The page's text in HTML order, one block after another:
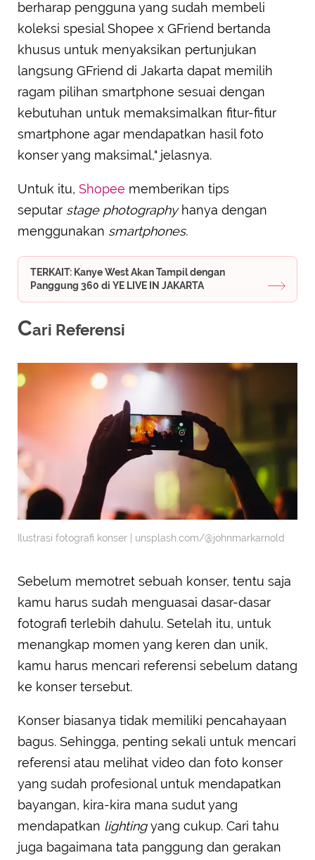
berharap pengguna yang sudah membeli
koleksi spesial Shopee x GFriend bertanda
khusus untuk menyaksikan pertunjukan
langsung GFriend di Jakarta dapat memilih
ragam pilihan smartphone sesuai dengan
kebutuhan untuk memaksimalkan fitur-fitur
smartphone agar mendapatkan hasil foto
konser yang maksimal," jelasnya.
Untuk itu, Shopee memberikan tips
seputar stage photographyhanya dengan
menggunakan smartphones.
TERKAIT: Kanye West Akan Tampil dengan
Panggung 360 di YE LIVE IN JAKARTA
Cari Referensi
Ilustrasi fotografi konser | unsplash.com/@johnmarkarnold
Sebelum memotret sebuah konser, tentu saja
kamu harus sudah menguasai dasar-dasar
fotografi terlebih dahulu. Setelah itu, untuk
menangkap momen yang keren dan unik,
kamu harus mencari referensi sebelum datang
ke konser tersebut.
Konser biasanya tidak memiliki pencahayaan
bagus. Sehingga, penting sekali untuk mencari
referensi atau melihat video dan foto konser
yang sudah profesional untuk mendapatkan
bayangan, kira-kira mana sudut yang
mendapatkan lightingyang cukup. Cari tahu
juga bagaimana tata panggung dan gerakan